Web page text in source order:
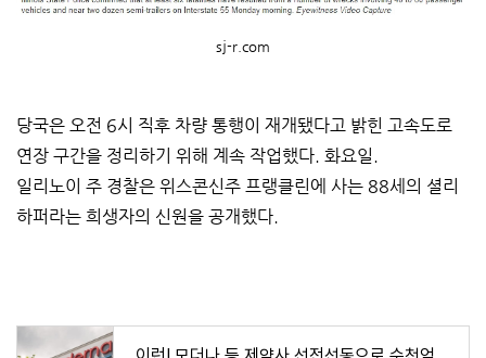
sj-r.com
당국은 오전 6시 직후 차량 통행이 재개됐다고 밝힌 고속도로
연장 구간을 정리하기 위해 계속 작업했다. 화요일.
일리노이 주 경찰은 위스콘신주 프랭클린에 사는 88세의 셜리
하퍼라는 희생자의 신원을 공개했다.